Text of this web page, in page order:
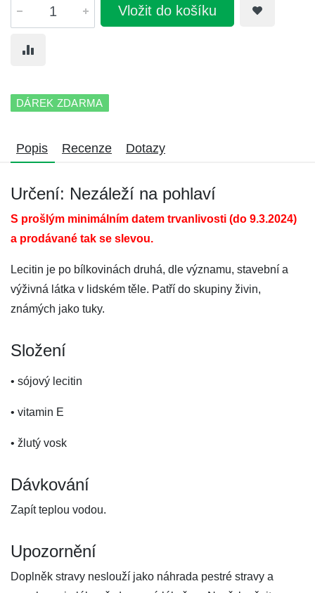
Vložit do košíku
DÁREK ZDARMA
Popis Recenze Dotazy
Určení: Nezáleží na pohlaví
S prošlým minimálním datem trvanlivosti (do 9.3.2024)
a prodávané tak se slevou.
Lecitin je po bílkovinách druhá, dle významu, stavební a
výživná látka v lidském těle. Patří do skupiny živin,
známých jako tuky.
Složení
• sójový lecitin
• vitamin E
• žlutý vosk
Dávkování
Zapít teplou vodou.
Upozornění
Doplněk stravy neslouží jako náhrada pestré stravy a